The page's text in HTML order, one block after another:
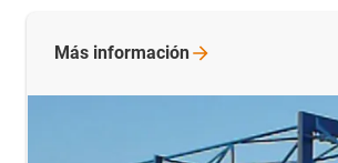
Más información